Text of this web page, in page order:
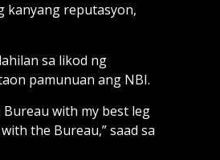
kanyang reputasyon,
sa likod ng
pamunuan ang NBI.
with my best leg
the Bureau,” saad sa